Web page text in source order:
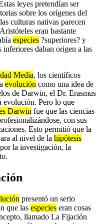
leyes pretendían ser
sobre los orígenes del
culturas nativas parecen
eran bastante
especies ?superiores? y
inferiores daban origen a las
Media, los científicos
evolución como una idea de
de Darwin, el Dr. Erasmus
evolución. Pero lo que
Darwin fue que las ciencias
con sus
Esto permitió que la
al nivel de la hipótesis
la investigación, la
presentó un serio
que las especies eran cosas
llamado La Fijación